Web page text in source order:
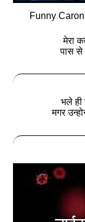
Funny
मेरा
पास से
भले ही
मगर